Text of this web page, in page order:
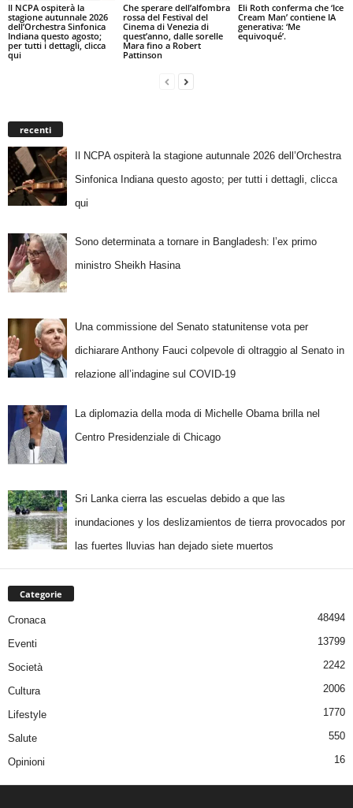
Il NCPA ospiterà la
stagione autunnale 2026
dell’Orchestra Sinfonica
Indiana questo agosto;
per tutti i dettagli, clicca
qui
Che sperare dell’alfombra
rossa del Festival del
Cinema di Venezia di
quest’anno, dalle sorelle
Mara fino a Robert
Pattinson
Eli Roth conferma che ‘Ice
Cream Man’ contiene IA
generativa: ‘Me
equivoqué’.
recenti
Il NCPA ospiterà la stagione autunnale 2026 dell’Orchestra
Sinfonica Indiana questo agosto; per tutti i dettagli, clicca
qui
Sono determinata a tornare in Bangladesh: l’ex primo
ministro Sheikh Hasina
Una commissione del Senato statunitense vota per
dichiarare Anthony Fauci colpevole di oltraggio al Senato in
relazione all’indagine sul COVID-19
La diplomazia della moda di Michelle Obama brilla nel
Centro Presidenziale di Chicago
Sri Lanka cierra las escuelas debido a que las
inundaciones y los deslizamientos de tierra provocados por
las fuertes lluvias han dejado siete muertos
Categorie
Cronaca 48494
Eventi 13799
Società 2242
Cultura 2006
Lifestyle 1770
Salute 550
Opinioni 16